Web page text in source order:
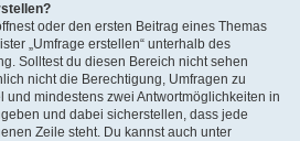
oder den ersten Beitrag eines Themas
„Umfrage erstellen“ unterhalb des
Solltest du diesen Bereich nicht sehen
nicht die Berechtigung, Umfragen zu
und mindestens zwei Antwortmöglichkeiten in
und dabei sicherstellen, dass jede
Zeile steht. Du kannst auch unter